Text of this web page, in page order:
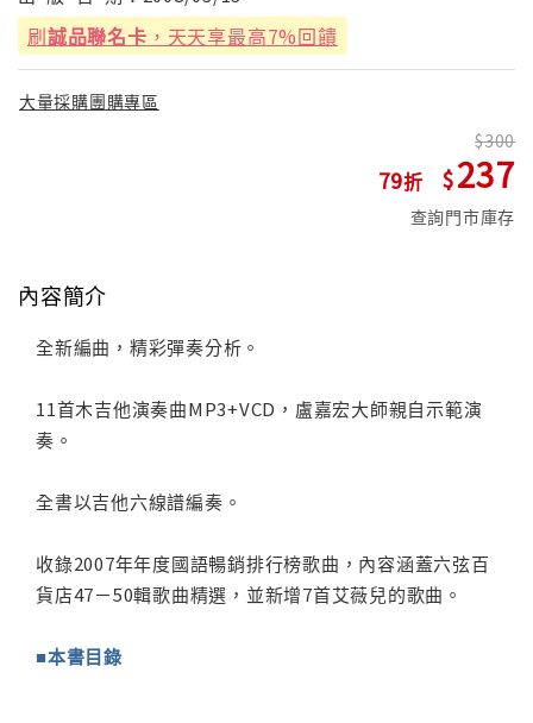
刷誠品聯名卡 ，天天享最高7%回饋
大量採購團購專區
79
300
237
查詢門市庫存
內容簡介
全新編曲，精彩彈奏分析。
11首木吉他演奏曲MP3+VCD，盧嘉宏大師親自示範演
奏。
全書以吉他六線譜編奏。
收錄2007年年度國語暢銷排行榜歌曲，內容涵蓋六弦百
貨店47－50輯歌曲精選，並新增7首艾薇兒的歌曲。
■本書目錄